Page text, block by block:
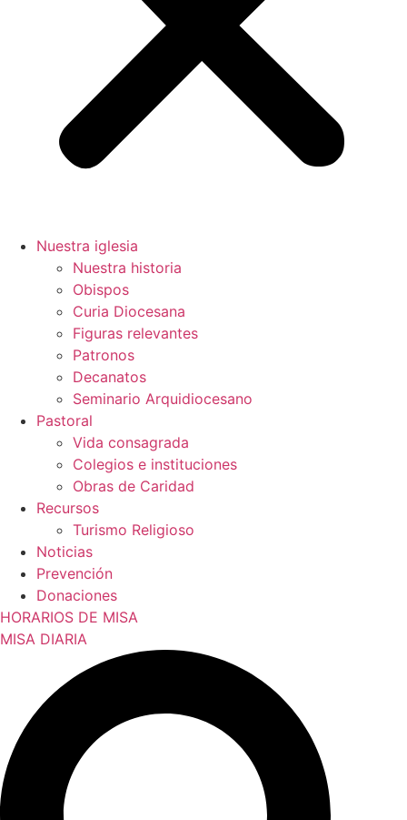
Nuestra iglesia
Nuestra historia
Obispos
Curia Diocesana
Figuras relevantes
Patronos
Decanatos
Seminario Arquidiocesano
Pastoral
Vida consagrada
Colegios e instituciones
Obras de Caridad
Recursos
Turismo Religioso
Noticias
Prevención
Donaciones
HORARIOS DE MISA
MISA DIARIA